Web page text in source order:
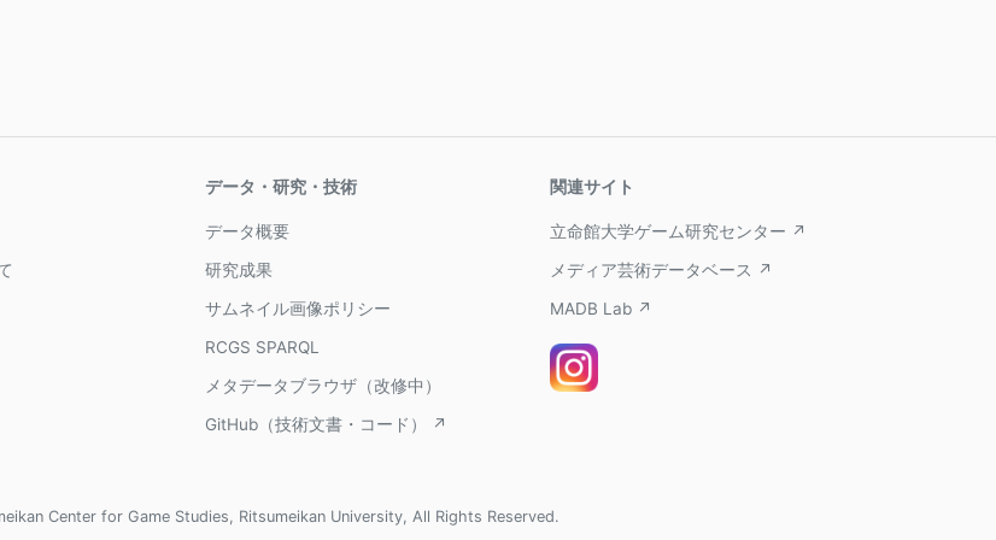
データ・研究・技術
データ概要
研究成果
サムネイル画像ポリシー
RCGS SPARQL
メタデータブラウザ（改修中）
GitHub（技術文書・コード） ↗
関連サイト
立命館大学ゲーム研究センター ↗
メディア芸術データベース ↗
MADB Lab ↗
Center for Game Studies, Ritsumeikan University, All Rights Reserved.